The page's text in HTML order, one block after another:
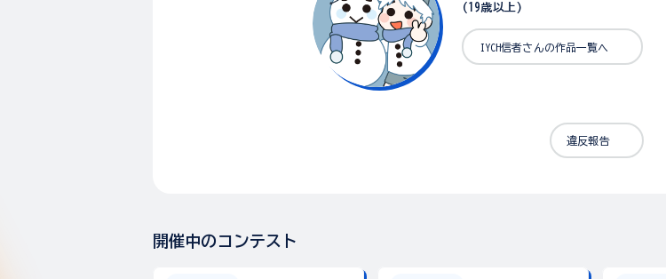
(19歳以上)
IYCH信者さんの作品一覧へ
違反報告
開催中のコンテスト